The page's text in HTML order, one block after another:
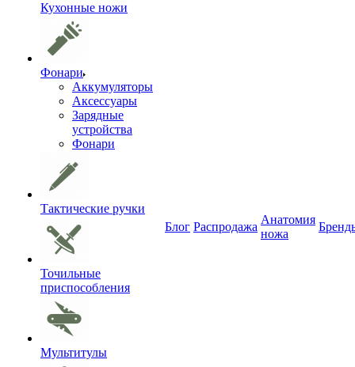
Кухонные ножи
Фонари
Аккумуляторы
Аксессуары
Зарядные
устройства
Фонари
Тактические ручки
Точильные
приспособления
Мультитулы
Блог Распродажа
Анатомия
ножа